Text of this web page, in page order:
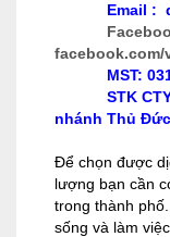
Email :
MST:
STK CTY:
nhánh Thủ Đức
Để chọn được
lượng bạn cần
trong thành
sống và làm